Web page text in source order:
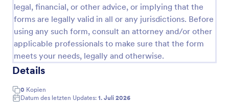
legal, financial, or other advice, or implying that the
forms are legally valid in all or any jurisdictions. Before
using any such form, consult an attorney and/or other
applicable professionals to make sure that the form
meets your needs, legally and otherwise.
Details
0 Kopien
Datum des letzten Updates: 1. Juli 2026
Drop hinzufügen, entfernen oder ändern, den
Hintergrund, die Farben, die Schriftarten und das
Layout ändern, ohne dass Programmierkenntnisse
erforderlich sind. Sie können es entweder in Ihre
Website einbetten oder als eigenständiges Formular
verwenden.